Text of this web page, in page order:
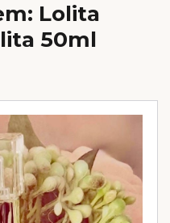
Lolita
50ml